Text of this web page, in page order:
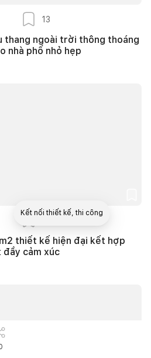
13
thang ngoài trời thông thoáng
nhà phố nhỏ hẹp
thiết kế hiện đại kết hợp
cảm xúc
Kết nối thiết kế, thi công